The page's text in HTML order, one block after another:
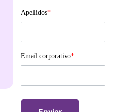
Apellidos*
Email corporativo*